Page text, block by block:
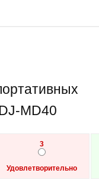
MD40
3
Удовлетворительно